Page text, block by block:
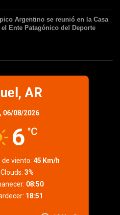
Argentino se reunió en la Casa
Ente Patagónico del Deporte
AR
06/08/2026
6 °C
de viento: 45 Km/h
Clouds: 3%
08:50
18:51